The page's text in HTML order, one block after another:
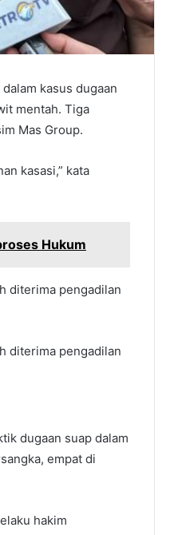
kasus dugaan
mentah. Tiga
Mas Group.
kasasi,” kata
Hukum
diterima pengadilan
diterima pengadilan
dugaan suap dalam
empat di
hakim